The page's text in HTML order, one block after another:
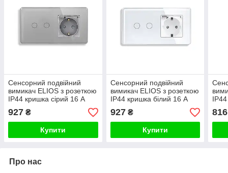
Сенсорний подвійний
вимикач ELIOS з розеткою
IP44 кришка сірий 16 А
230 В із заземленням
шторки скло
927 ₴
Купити
Сенсорний подвійний
вимикач ELIOS з розеткою
IP44 кришка білий 16 А
230 В із заземленням
шторки скло
927₴
Купити
816
Про нас